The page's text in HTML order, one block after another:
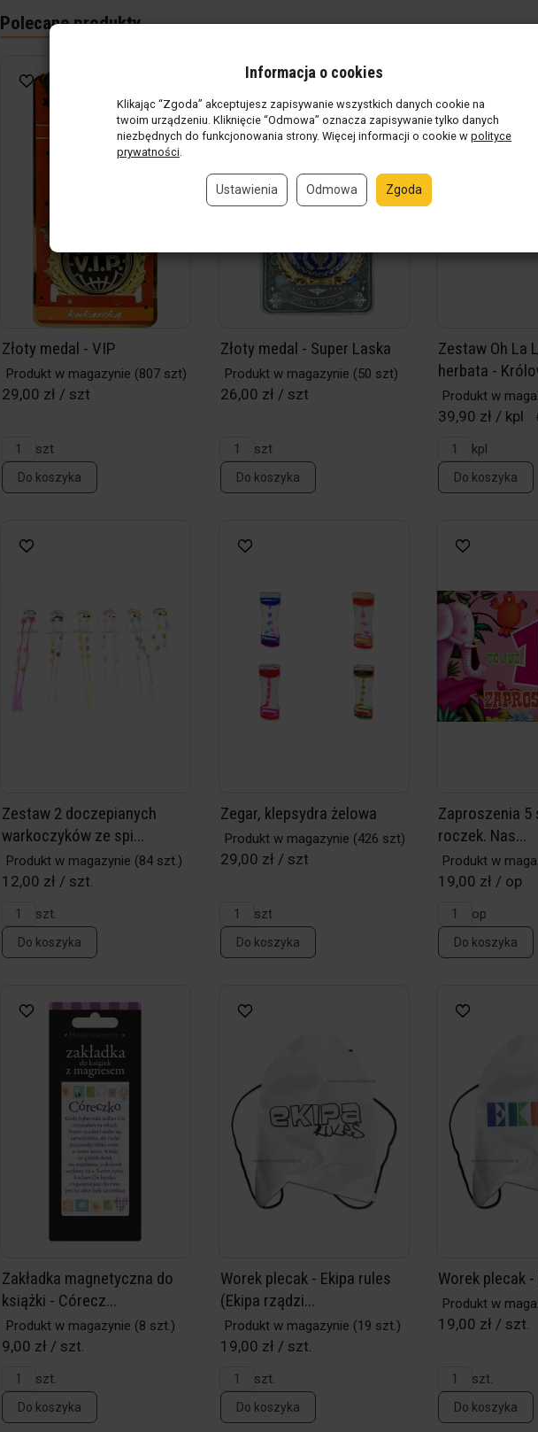
Polecane produkty
Złoty medal - VIP
Produkt w magazynie (807 szt)
29,00 zł / szt
szt
Do koszyka
Złoty medal - Super Laska
Produkt w magazynie (50 szt)
26,00 zł / szt
szt
Do koszyka
Zestaw Oh La
herbata -
Produkt w
39,90 zł / kpl
kpl
Do koszyka
Zestaw 2 doczepianych
warkoczyków ze spi...
Produkt w magazynie (84 szt.)
12,00 zł / szt.
szt.
Do koszyka
Zegar, klepsydra żelowa
Produkt w magazynie (426 szt)
29,00 zł / szt
szt
Do koszyka
Zaproszenia 5
roczek. Nas...
Produkt w
19,00 zł / op
op
Do koszyka
Zakładka magnetyczna do
książki - Córecz...
Produkt w magazynie (8 szt.)
9,00 zł / szt.
szt.
Do koszyka
Worek plecak - Ekipa rules
(Ekipa rządzi...
Produkt w magazynie (19 szt.)
19,00 zł / szt.
szt.
Do koszyka
Worek plecak
Produkt w
19,00 zł / szt.
szt.
Do koszyka
Informacja o cookies
Klikając “Zgoda” akceptujesz zapisywanie wszystkich danych cookie na
twoim urządzeniu. Kliknięcie “Odmowa” oznacza zapisywanie tylko danych
niezbędnych do funkcjonowania strony. Więcej informacji o cookie w polityce
prywatności.
Ustawienia Odmowa Zgoda